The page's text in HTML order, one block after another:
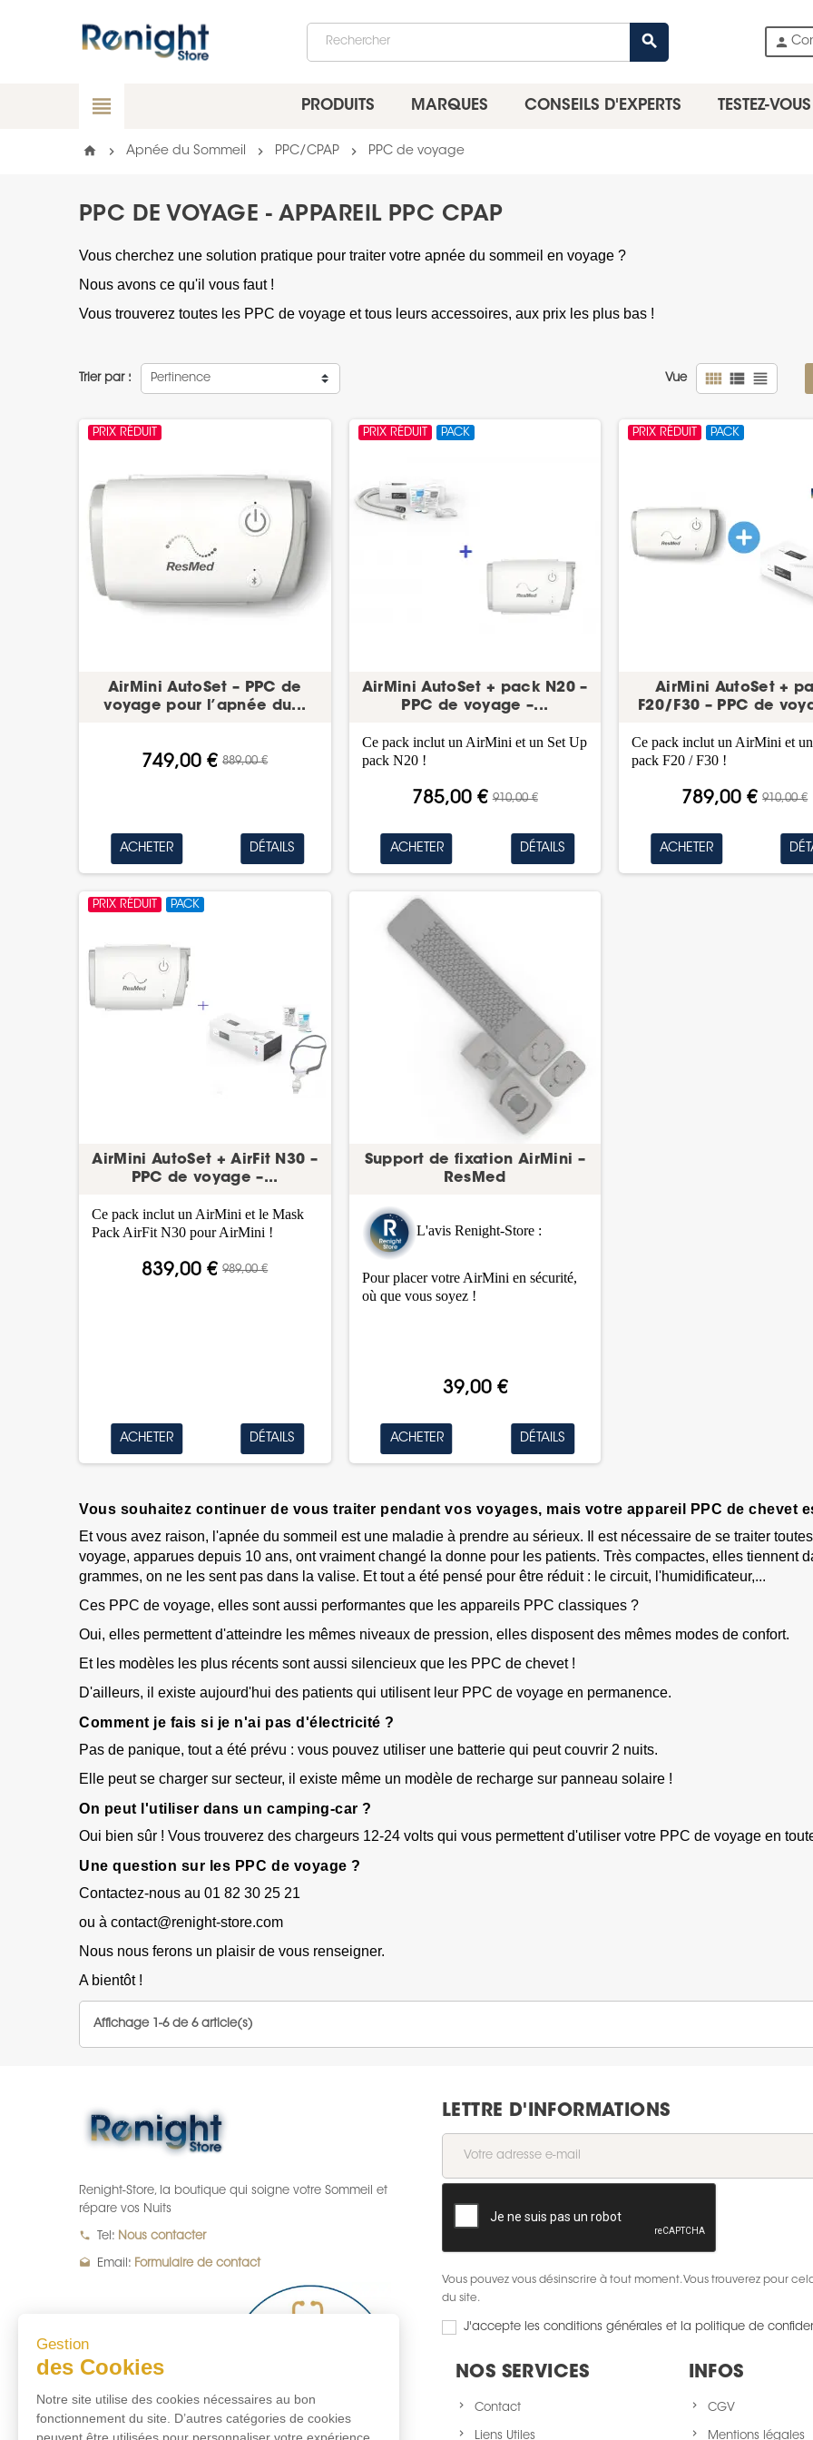
Gestion
des Cookies
Notre site utilise des cookies nécessaires au bon
fonctionnement du site. D’autres catégories de cookies
search person
view_headline PRODUITS MARQUES CONSEILS D'EXPERTS TESTEZ-VOUS
home chevron_right Apnée du Sommeil chevron_right PPC/CPAP chevron_right PPC de voyage
PPC DE VOYAGE - APPAREIL PPC CPAP
Vous cherchez une solution pratique pour traiter votre apnée du sommeil en voyage ?
Nous avons ce qu'il vous faut !
Vous trouverez toutes les PPC de voyage et tous leurs accessoires, aux prix les plus bas !
Trier par : Pertinence Vue view_comfy view_list view_headline
PRIX RÉDUIT
AirMini AutoSet – PPC de
voyage pour l’apnée du...
749,00 € 889,00 €
ACHETER DÉTAILS
PRIX RÉDUIT PACK
AirMini AutoSet + pack N20 –
PPC de voyage –...
785,00 € 910,00 €
Ce pack inclut un AirMini et un Set Up
pack N20 !
ACHETER DÉTAILS
PRIX RÉDUIT PACK
AirMini AutoSet +
F20/F30 – PPC de
789,00 € 910,00 €
Ce pack inclut un AirMini et
pack F20 / F30 !
ACHETER
PRIX RÉDUIT PACK
AirMini AutoSet + AirFit N30 –
PPC de voyage –...
839,00 € 989,00 €
Ce pack inclut un AirMini et le Mask
Pack AirFit N30 pour AirMini !
ACHETER DÉTAILS
Support de fixation AirMini –
ResMed
39,00 €
L'avis Renight-Store :
Pour placer votre AirMini en sécurité,
où que vous soyez !
ACHETER DÉTAILS
Vous souhaitez continuer de vous traiter pendant vos voyages, mais votre appareil PPC de chevet
Et vous avez raison, l'apnée du sommeil est une maladie à prendre au sérieux. Il est nécessaire de se traiter
voyage, apparues depuis 10 ans, ont vraiment changé la donne pour les patients. Très compactes, elles tiennent
grammes, on ne les sent pas dans la valise. Et tout a été pensé pour être réduit : le circuit, l'humidificateur,...
Ces PPC de voyage, elles sont aussi performantes que les appareils PPC classiques ?
Oui, elles permettent d'atteindre les mêmes niveaux de pression, elles disposent des mêmes modes de confort.
Et les modèles les plus récents sont aussi silencieux que les PPC de chevet !
D'ailleurs, il existe aujourd'hui des patients qui utilisent leur PPC de voyage en permanence.
Comment je fais si je n'ai pas d'électricité ?
Pas de panique, tout a été prévu : vous pouvez utiliser une batterie qui peut couvrir 2 nuits.
Elle peut se charger sur secteur, il existe même un modèle de recharge sur panneau solaire !
On peut l'utiliser dans un camping-car ?
Oui bien sûr ! Vous trouverez des chargeurs 12-24 volts qui vous permettent d'utiliser votre PPC de voyage en
Une question sur les PPC de voyage ?
Contactez-nous au 01 82 30 25 21
ou à contact@renight-store.com
Nous nous ferons un plaisir de vous renseigner.
A bientôt !
Affichage 1-6 de 6 article(s)
Renight-Store, la boutique qui soigne votre Sommeil et
répare vos Nuits
local_phone Tel: Nous contacter
drafts Email: Formulaire de contact
LETTRE D'INFORMATIONS
Vous pouvez vous désinscrire à tout moment. Vous trouverez pour
du site.
J'accepte les conditions générales et la politique de
NOS SERVICES
Contact
Liens Utiles
INFOS
CGV
Mentions légales